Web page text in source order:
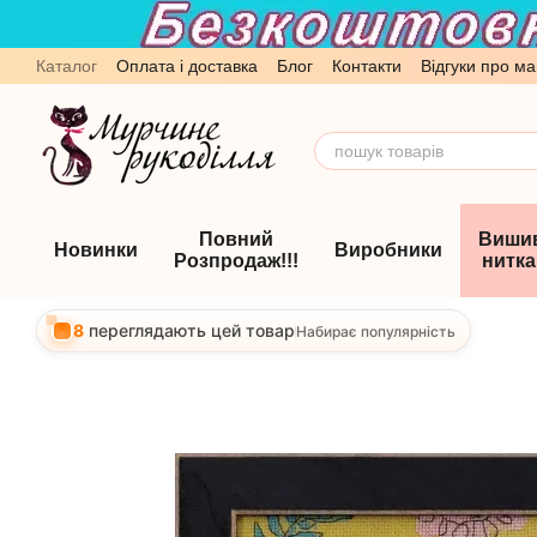
Перейти до основного контенту
Каталог Оплата і доставка Блог Контакти
Відгуки про
Обмін та повернення
Угода користувача
Новинки
Повний
Розпродаж!!!
Виробники
8 переглядають цей товарНабирає популярність